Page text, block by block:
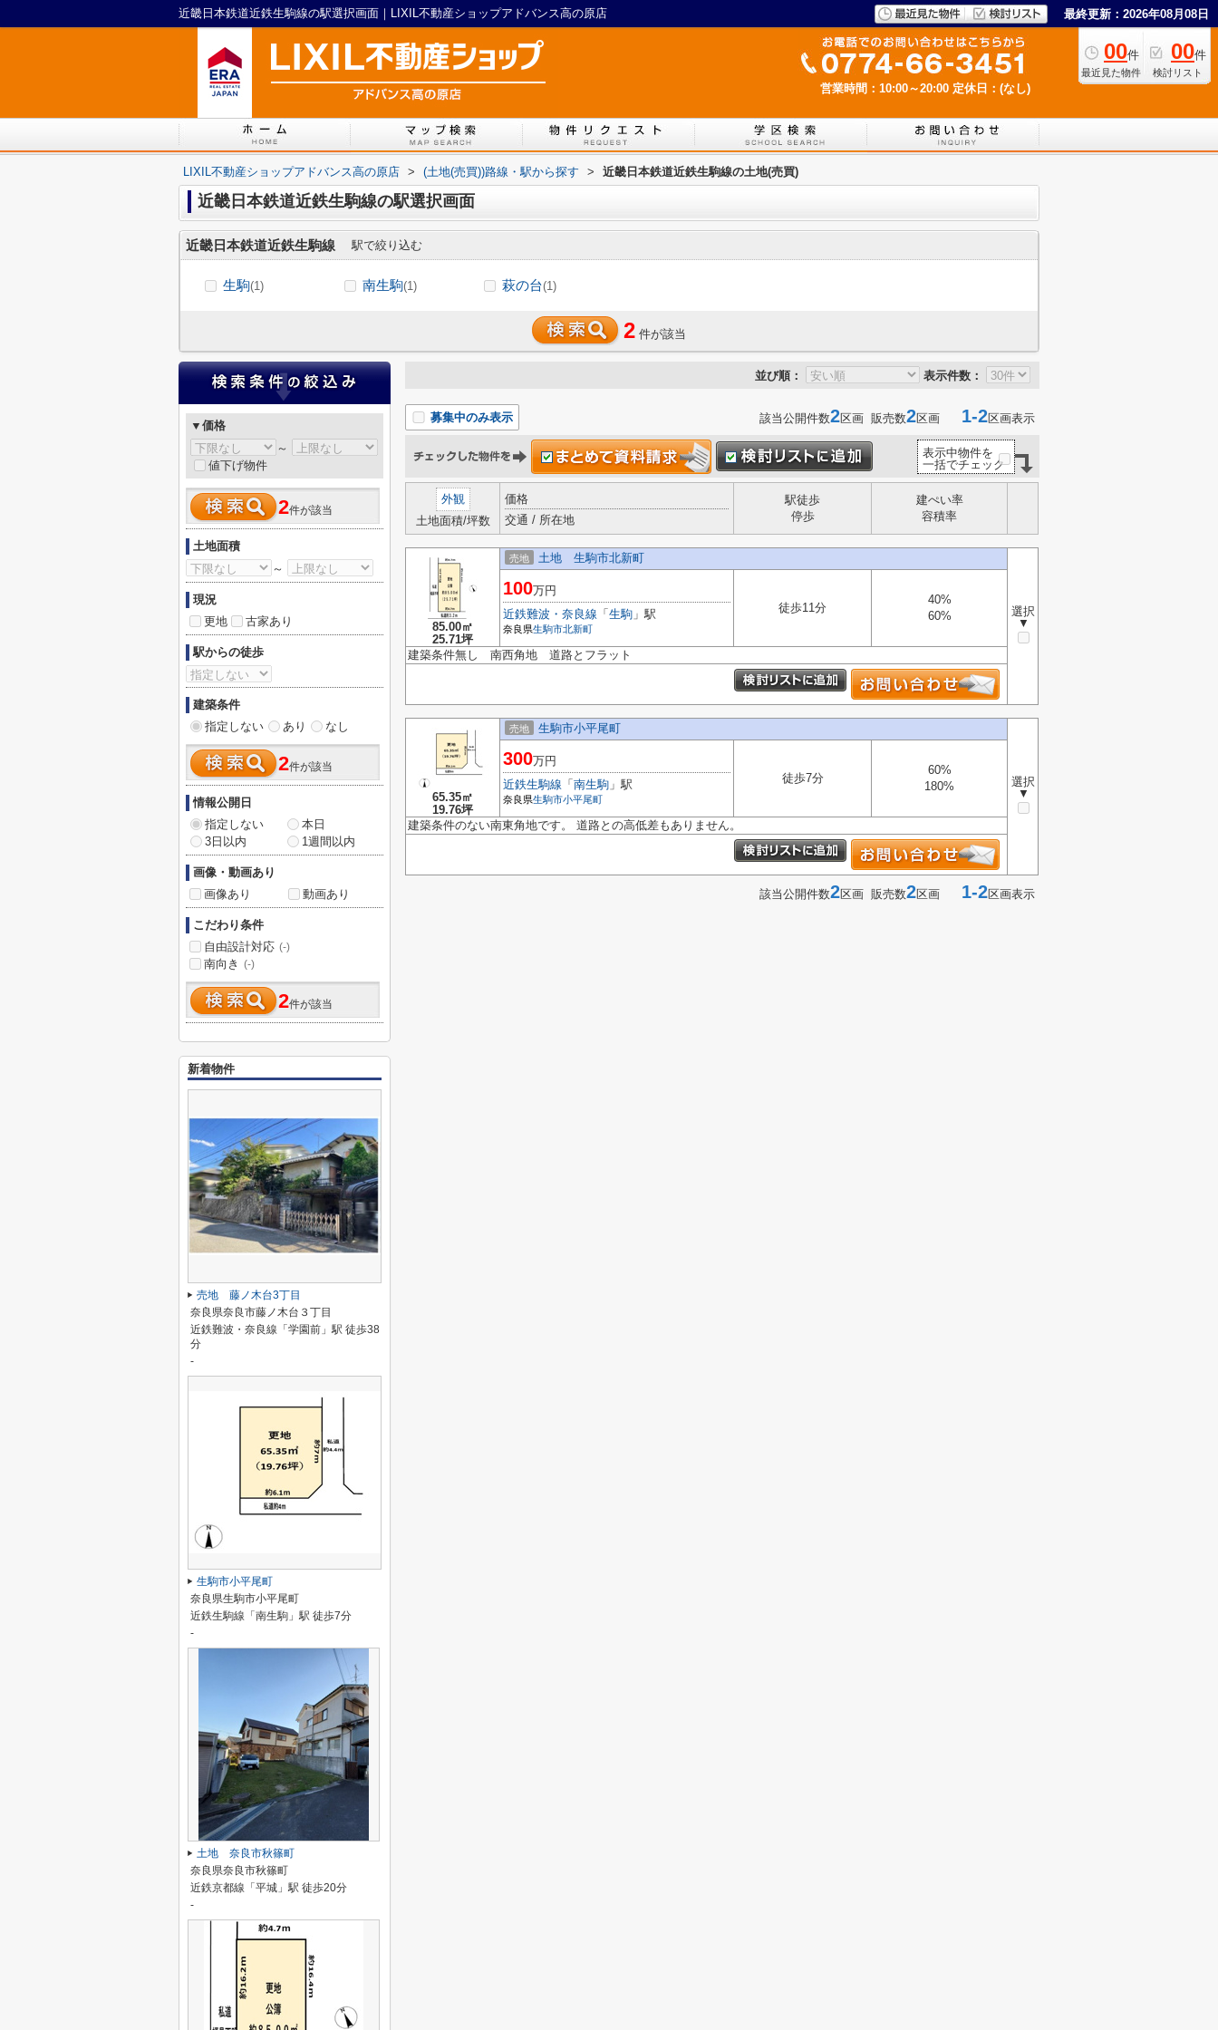
近畿日本鉄道近鉄生駒線の駅選択画面｜LIXIL不動産ショップアドバンス高の原店 最終更新：2026年08月08日
00件
最近見た物件
00件
検討リスト
営業時間：10:00～20:00 定休日：(なし)
LIXIL不動産ショップアドバンス高の原店 > (土地(売買))路線・駅から探す > 近畿日本鉄道近鉄生駒線の土地(売買)
近畿日本鉄道近鉄生駒線の駅選択画面
近畿日本鉄道近鉄生駒線 駅で絞り込む
生駒(1) 南生駒(1) 萩の台(1)
2 件が該当
並び順： 表示件数：
募集中のみ表示 該当公開件数2区画 販売数2区画 1-2区画表示
表示中物件を
一括でチェック
外観
土地面積/坪数
価格
交通 / 所在地
駅徒歩
停歩
建ぺい率
容積率
85.00㎡
25.71坪
売地 土地 生駒市北新町
選択
▼
100万円
近鉄難波・奈良線 「 生駒 」駅
奈良県生駒市北新町
徒歩11分
40%
60%
建築条件無し 南西角地 道路とフラット
65.35㎡
19.76坪
売地 生駒市小平尾町
選択
▼
300万円
近鉄生駒線 「 南生駒 」駅
奈良県生駒市小平尾町
徒歩7分
60%
180%
建築条件のない南東角地です。 道路との高低差もありません。
該当公開件数2区画 販売数2区画 1-2区画表示
▼価格
～
値下げ物件
2件が該当
土地面積
～
現況
更地
古家あり
駅からの徒歩
建築条件
指定しない
あり なし
2件が該当
情報公開日
指定しない
本日
3日以内
1週間以内
画像・動画あり
画像あり
動画あり
こだわり条件
自由設計対応 (-)
南向き (-)
2件が該当
新着物件
売地 藤ノ木台3丁目
奈良県奈良市藤ノ木台３丁目
近鉄難波・奈良線「学園前」駅 徒歩38
分
-
生駒市小平尾町
奈良県生駒市小平尾町
近鉄生駒線「南生駒」駅 徒歩7分
-
土地 奈良市秋篠町
奈良県奈良市秋篠町
近鉄京都線「平城」駅 徒歩20分
-